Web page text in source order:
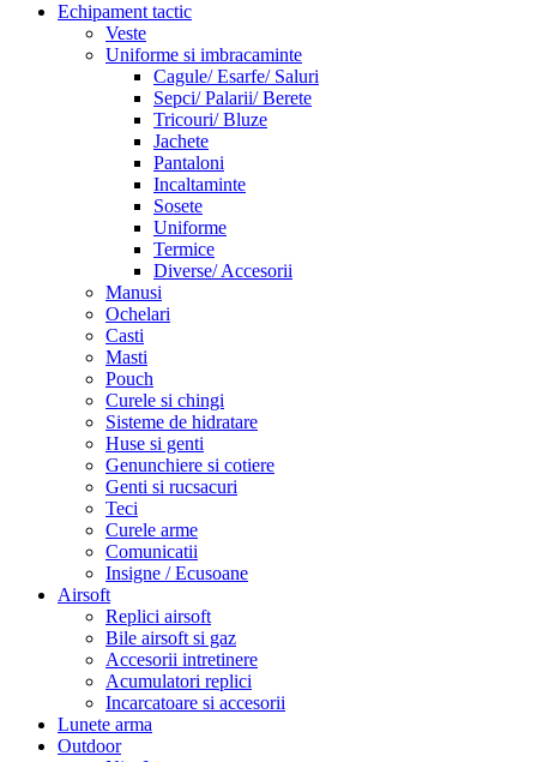
Echipament tactic
Veste
Uniforme si imbracaminte
Cagule/ Esarfe/ Saluri
Sepci/ Palarii/ Berete
Tricouri/ Bluze
Jachete
Pantaloni
Incaltaminte
Sosete
Uniforme
Termice
Diverse/ Accesorii
Manusi
Ochelari
Casti
Masti
Pouch
Curele si chingi
Sisteme de hidratare
Huse si genti
Genunchiere si cotiere
Genti si rucsacuri
Teci
Curele arme
Comunicatii
Insigne / Ecusoane
Airsoft
Replici airsoft
Bile airsoft si gaz
Accesorii intretinere
Acumulatori replici
Incarcatoare si accesorii
Lunete arma
Outdoor